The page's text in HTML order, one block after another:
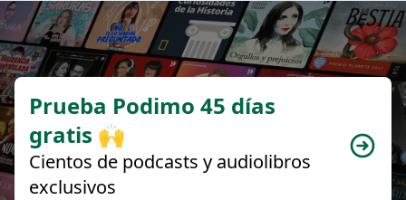
Prueba Podimo 45 días
gratis 🙌
Cientos de podcasts y audiolibros
exclusivos